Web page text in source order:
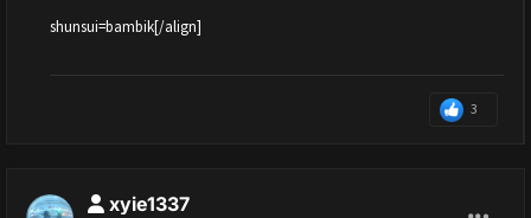
shunsui=bambik[/align]
3
xyie1337